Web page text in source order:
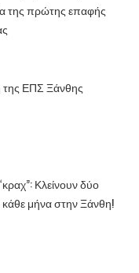
της πρώτης επαφής
ΕΠΣ Ξάνθης
Κλείνουν δύο
κάθε μήνα στην Ξάνθη!